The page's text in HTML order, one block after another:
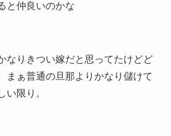
と仲良いのかな
なりきつい嫁だと思ってたけどど
まぁ普通の旦那よりかなり儲けて
い限り。